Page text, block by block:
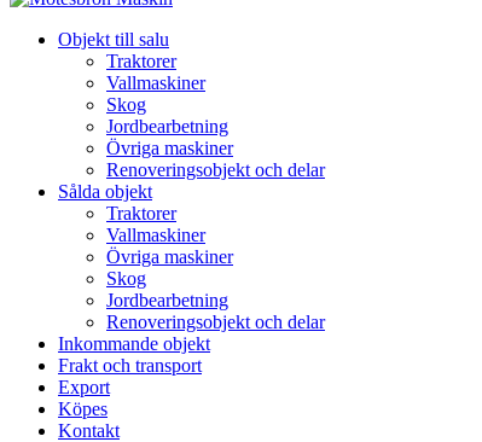
Objekt till salu
Traktorer
Vallmaskiner
Skog
Jordbearbetning
Övriga maskiner
Renoveringsobjekt och delar
Sålda objekt
Traktorer
Vallmaskiner
Övriga maskiner
Skog
Jordbearbetning
Renoveringsobjekt och delar
Inkommande objekt
Frakt och transport
Export
Köpes
Kontakt